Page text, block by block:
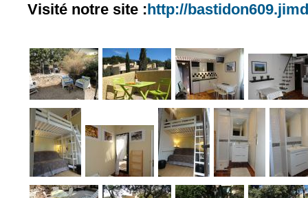
Visité notre site :http://